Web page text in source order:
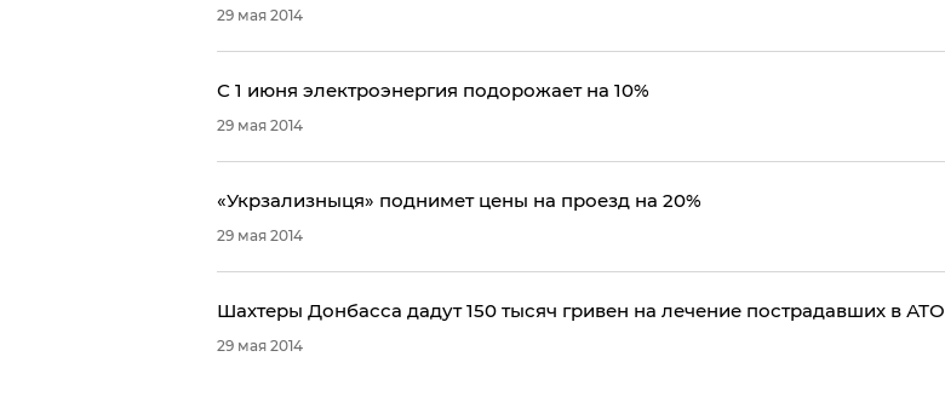
29 мая 2014
​С 1 июня электроэнергия подорожает на 10%
29 мая 2014
​«Укрзализныця» поднимет цены на проезд на 20%
29 мая 2014
Шахтеры Донбасса дадут 150 тысяч гривен на лечение пострадавших в АТО
29 мая 2014